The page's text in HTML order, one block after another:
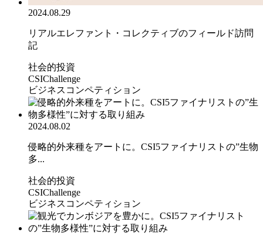
2024.08.29
リアルエレファント・コレクティブのフィールド訪問
記
社会的投資
CSIChallenge
ビジネスコンペティション
2024.08.02
侵略的外来種をアートに。CSI5ファイナリストの”生物
多...
社会的投資
CSIChallenge
ビジネスコンペティション